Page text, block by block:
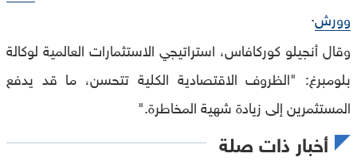
وورش.
وقال أنجيلو كوركافاس، استراتيجي الاستثمارات العالمية لوكالة
بلومبرغ: "الظروف الاقتصادية الكلية تتحسن، ما قد يدفع
المستثمرين إلى زيادة شهية المخاطرة."
أخبار ذات صلة